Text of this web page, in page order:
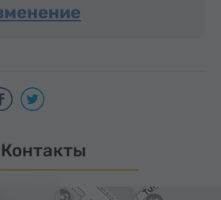
Контакты